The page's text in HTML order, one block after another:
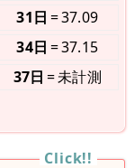
31日
37.09
34日
37.15
37日
未計測